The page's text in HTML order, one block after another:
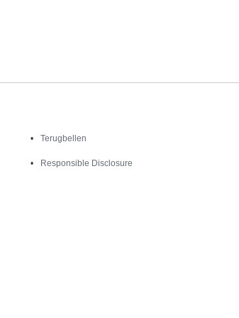
Terugbellen
Responsible Disclosure